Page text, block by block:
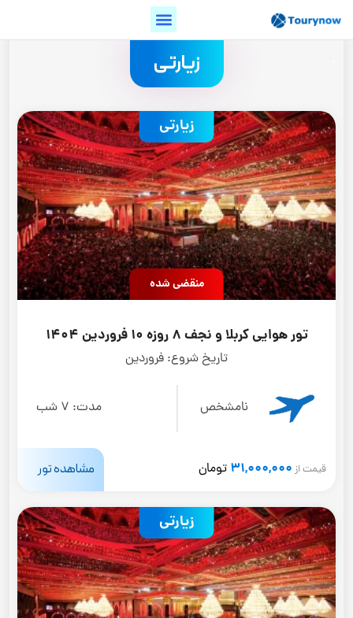
زیارتی
زیارتی
منقضی شده
تور هوایی کربلا و نجف 8 روزه 10 فروردین 1404
تاریخ شروع: فروردین
نامشخص مدت: 7 شب
قیمت از 31,000,000 تومان مشاهده تور
زیارتی